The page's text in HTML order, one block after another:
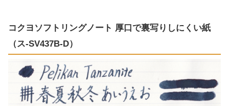
コクヨソフトリングノート 厚口で裏写りしにくい紙
（ス-SV437B-D）